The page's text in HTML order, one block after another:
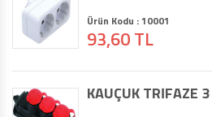
Ürün Kodu : 10001
93,60 TL
KAUÇUK TRİFAZE